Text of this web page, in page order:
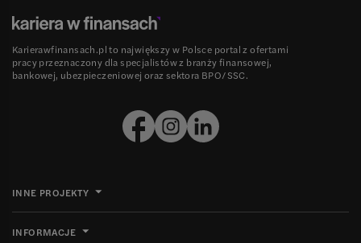
Karierawfinansach.pl to największy w Polsce portal z ofertami
pracy przeznaczony dla specjalistów z branży finansowej,
bankowej, ubezpieczeniowej oraz sektora BPO/SSC.
INNE PROJEKTY
INFORMACJE